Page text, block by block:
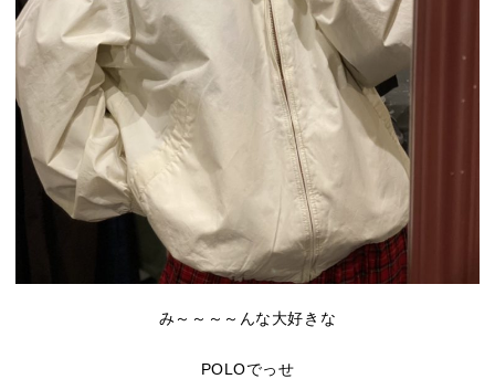
み～～～～んな大好きな
POLOでっせ